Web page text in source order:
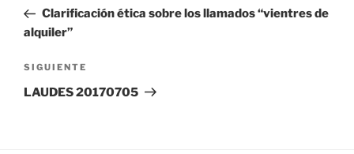
entradas
anterior:
Clarificación ética sobre los llamados “vientres de
alquiler”
Siguiente
entrada
SIGUIENTE
LAUDES 20170705